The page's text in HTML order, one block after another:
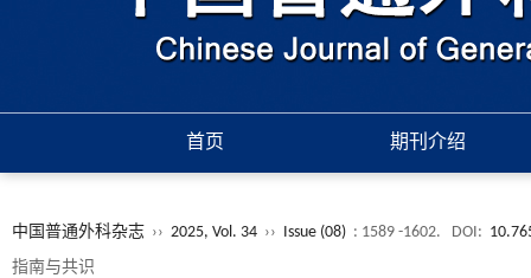
首页 期刊介绍
中国普通外科杂志 ›› 2025, Vol. 34 ›› Issue (08) : 1589 -1602. DOI:
指南与共识